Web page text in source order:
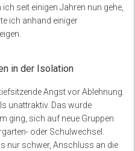
seit einigen Jahren nun gehe,
ich anhand einiger
in der Isolation
Angst vor Ablehnung.
unattraktiv. Das wurde
ging, sich auf neue Gruppen
oder Schulwechsel.
nur schwer, Anschluss an die